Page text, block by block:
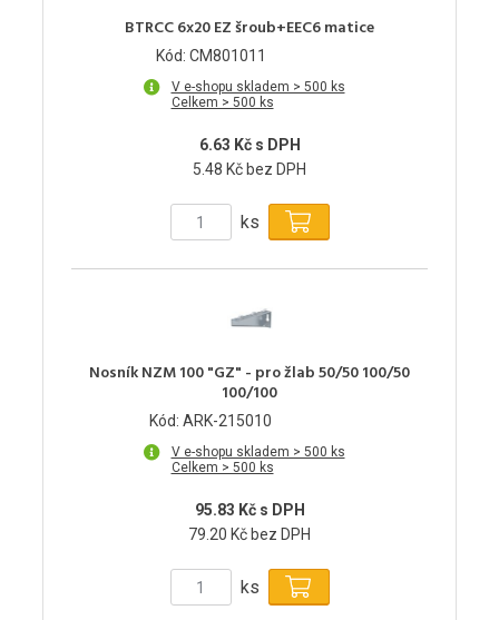
BTRCC 6x20 EZ šroub+EEC6 matice
Kód: CM801011
V e-shopu skladem > 500 ks
Celkem > 500 ks
6.63 Kč s DPH
5.48 Kč bez DPH
ks
Nosník NZM 100 "GZ" - pro žlab 50/50 100/50
100/100
Kód: ARK-215010
V e-shopu skladem > 500 ks
Celkem > 500 ks
95.83 Kč s DPH
79.20 Kč bez DPH
ks